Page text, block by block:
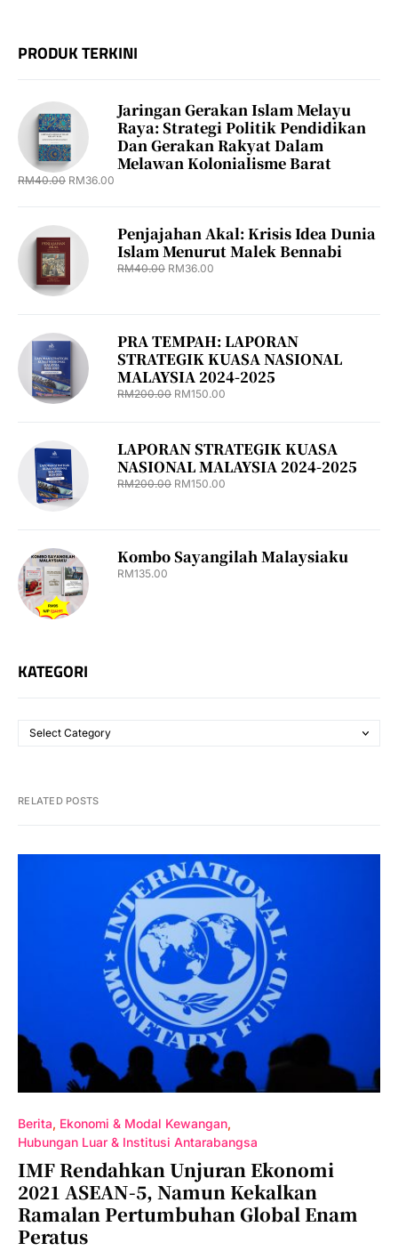
PRODUK TERKINI
Jaringan Gerakan Islam Melayu
Raya: Strategi Politik Pendidikan
Dan Gerakan Rakyat Dalam
Melawan Kolonialisme Barat
RM40.00 RM36.00
Penjajahan Akal: Krisis Idea Dunia
Islam Menurut Malek Bennabi
RM40.00 RM36.00
PRA TEMPAH: LAPORAN
STRATEGIK KUASA NASIONAL
MALAYSIA 2024-2025
RM200.00 RM150.00
LAPORAN STRATEGIK KUASA
NASIONAL MALAYSIA 2024-2025
RM200.00 RM150.00
Kombo Sayangilah Malaysiaku
RM135.00
KATEGORI
RELATED POSTS
Berita Ekonomi & Modal Kewangan
Hubungan Luar & Institusi Antarabangsa
IMF Rendahkan Unjuran Ekonomi
2021 ASEAN-5, Namun Kekalkan
Ramalan Pertumbuhan Global Enam
Peratus